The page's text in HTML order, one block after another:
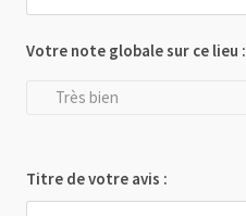
Votre note globale sur ce lieu :
Très bien
Titre de votre avis :